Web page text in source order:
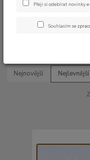
Rozměr
Nejnovější Nejlevnější
Přeji si odebírat novinky
Souhlasím se